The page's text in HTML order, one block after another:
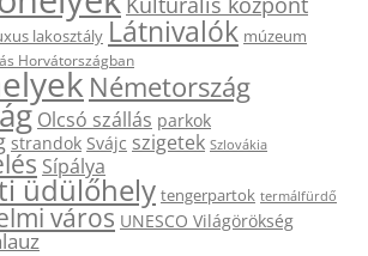
lakosztály Látnivalók múzeum
Horvátországban
Németország
Olcsó szállás parkok
strandok Svájc szigetek Szlovákia
Sípálya
üdülőhely tengerpartok termálfürdő
város UNESCO Világörökség